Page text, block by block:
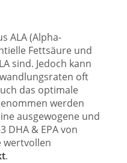
ALA (Alpha-
Fettsäure und
sind. Jedoch kann
oft
das optimale
werden
ausgewogene und
& EPA von
wertvollen
.